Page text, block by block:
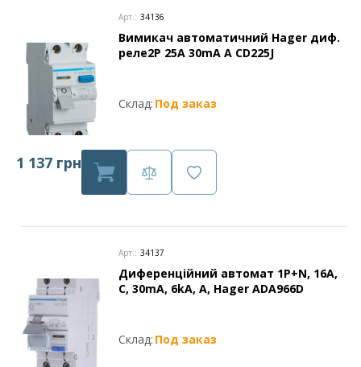
Арт.: 34136
Вимикач автоматичний Hager диф.
реле2P 25A 30mA A CD225J
Склад: Под заказ
1 137 грн
Арт.: 34137
Диференційний автомат 1P+N, 16A,
C, 30mA, 6kA, A, Hager ADA966D
Склад: Под заказ